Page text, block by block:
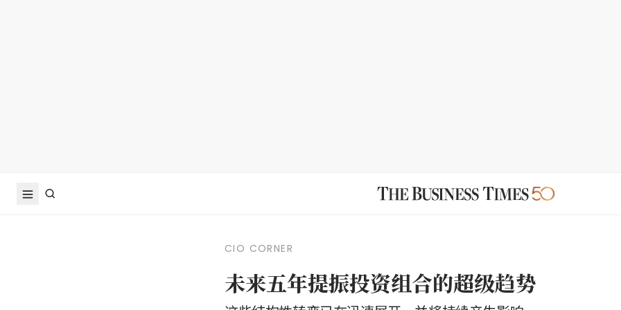
CIO CORNER
未来五年提振投资组合的超级趋势